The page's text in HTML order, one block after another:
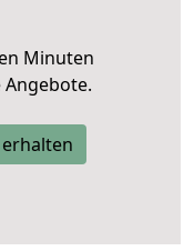
Minuten